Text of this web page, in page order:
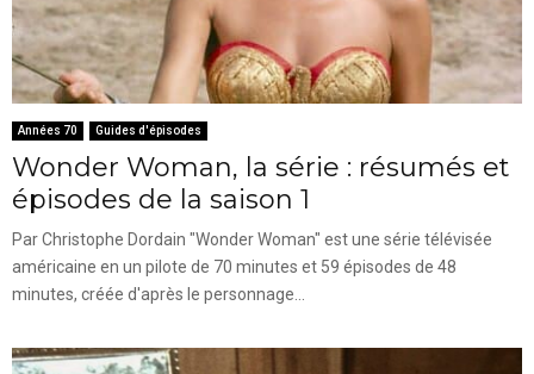
Années 70 Guides d'épisodes
Wonder Woman, la série : résumés et
épisodes de la saison 1
Par Christophe Dordain "Wonder Woman" est une série télévisée
américaine en un pilote de 70 minutes et 59 épisodes de 48
minutes, créée d'après le personnage...